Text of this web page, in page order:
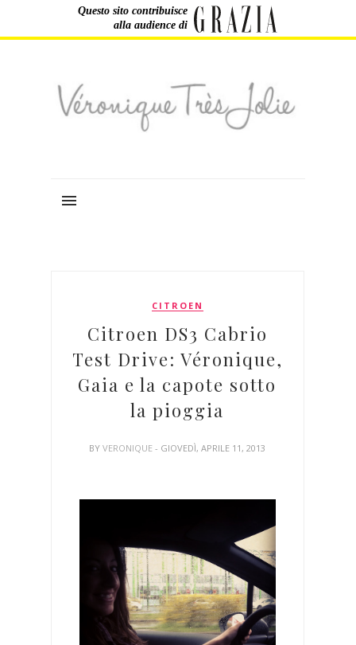
Questo sito contribuisce
alla audience di
CITROEN
Citroen DS3 Cabrio
Test Drive: Véronique,
Gaia e la capote sotto
la pioggia
BYVERONIQUE- GIOVEDÌ, APRILE 11, 2013